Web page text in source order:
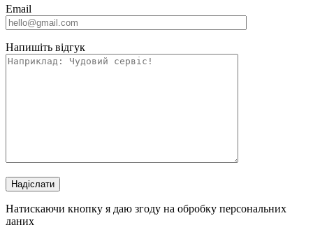
Email
Напишіть відгук
Надіслати
Натискаючи кнопку я даю згоду на обробку персональних
даних